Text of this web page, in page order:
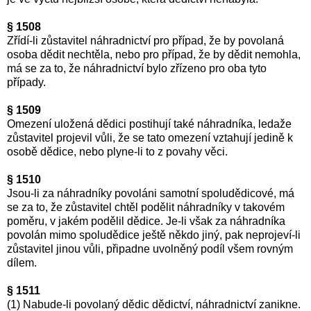
§ 1508
Zřídí-li zůstavitel náhradnictví pro případ, že by povolaná
osoba dědit nechtěla, nebo pro případ, že by dědit nemohla,
má se za to, že náhradnictví bylo zřízeno pro oba tyto
případy.
§ 1509
Omezení uložená dědici postihují také náhradníka, ledaže
zůstavitel projevil vůli, že se tato omezení vztahují jedině k
osobě dědice, nebo plyne-li to z povahy věci.
§ 1510
Jsou-li za náhradníky povoláni samotní spoludědicové, má
se za to, že zůstavitel chtěl podělit náhradníky v takovém
poměru, v jakém podělil dědice. Je-li však za náhradníka
povolán mimo spoludědice ještě někdo jiný, pak neprojeví-li
zůstavitel jinou vůli, připadne uvolněný podíl všem rovným
dílem.
§ 1511
(1) Nabude-li povolaný dědic dědictví, náhradnictví zanikne.